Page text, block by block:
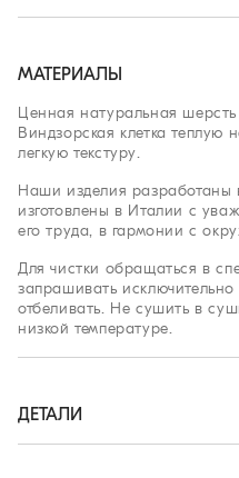
МАТЕРИАЛЫ
Ценная натуральная шерсть
Виндзорская клетка
легкую текстуру.
Наши изделия разработаны
изготовлены в Италии с
его труда, в гармонии с
Для чистки обращаться в
запрашивать
отбеливать. Не сушить в
низкой температуре.
ДЕТАЛИ